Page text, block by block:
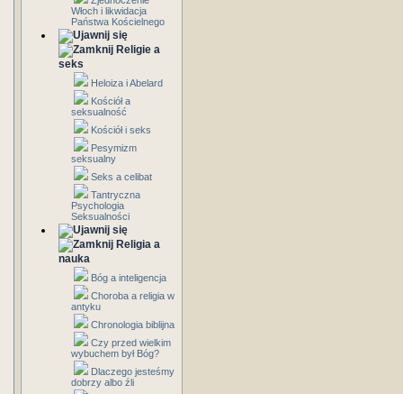
Włoch i likwidacja
Państwa Kościelnego
Religie a
seks
Heloiza i Abelard
Kościół a
seksualność
Kościół i seks
Pesymizm
seksualny
Seks a celibat
Tantryczna
Psychologia
Seksualności
Religia a
nauka
Bóg a inteligencja
Choroba a religia w
antyku
Chronologia biblijna
Czy przed wielkim
wybuchem był Bóg?
Dlaczego jesteśmy
dobrzy albo źli